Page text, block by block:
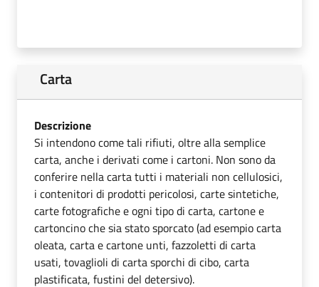
Carta
Descrizione
Si intendono come tali rifiuti, oltre alla semplice
carta, anche i derivati come i cartoni. Non sono da
conferire nella carta tutti i materiali non cellulosici,
i contenitori di prodotti pericolosi, carte sintetiche,
carte fotografiche e ogni tipo di carta, cartone e
cartoncino che sia stato sporcato (ad esempio carta
oleata, carta e cartone unti, fazzoletti di carta
usati, tovaglioli di carta sporchi di cibo, carta
plastificata, fustini del detersivo).